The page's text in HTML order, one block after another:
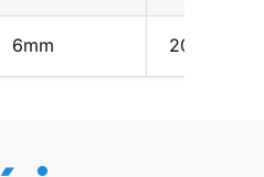
6mm 20N-300N